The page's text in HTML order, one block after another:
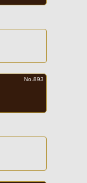
No.893